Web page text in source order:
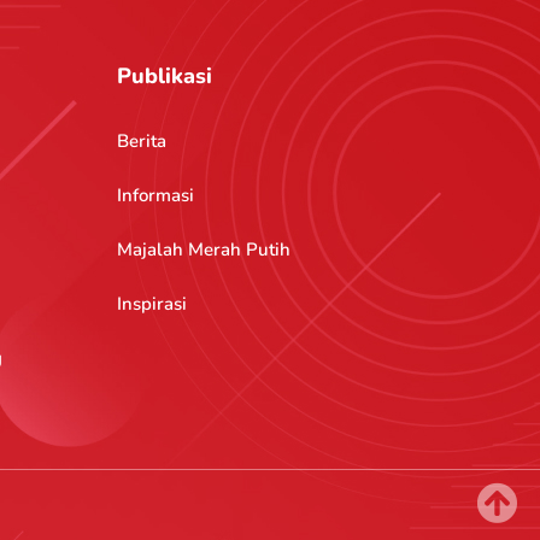
Publikasi
Berita
Informasi
Majalah Merah Putih
Inspirasi